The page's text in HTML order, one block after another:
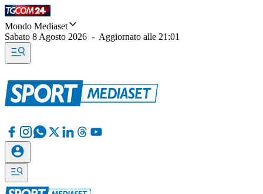
Mondo Mediaset
Sabato 8 Agosto 2026 - Aggiornato alle 21:01